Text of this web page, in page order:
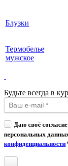
Блузки
Термобелье
мужское
Будьте всегда в
Даю своё
персональных
конфиденциальности